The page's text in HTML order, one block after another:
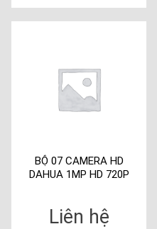
BỘ 07 CAMERA HD
DAHUA 1MP HD 720P
Liên hệ